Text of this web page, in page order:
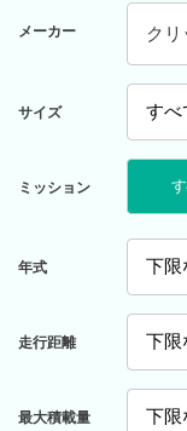
メーカー ク
サイズ
ミッション
年式
走行距離
最大積載量